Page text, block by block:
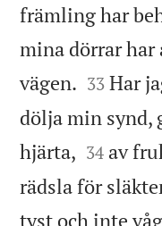
främling har
mina dörrar
vägen. 

33 Har
dölja min
hjärta, 

34 av
rädsla för
tyst och inte